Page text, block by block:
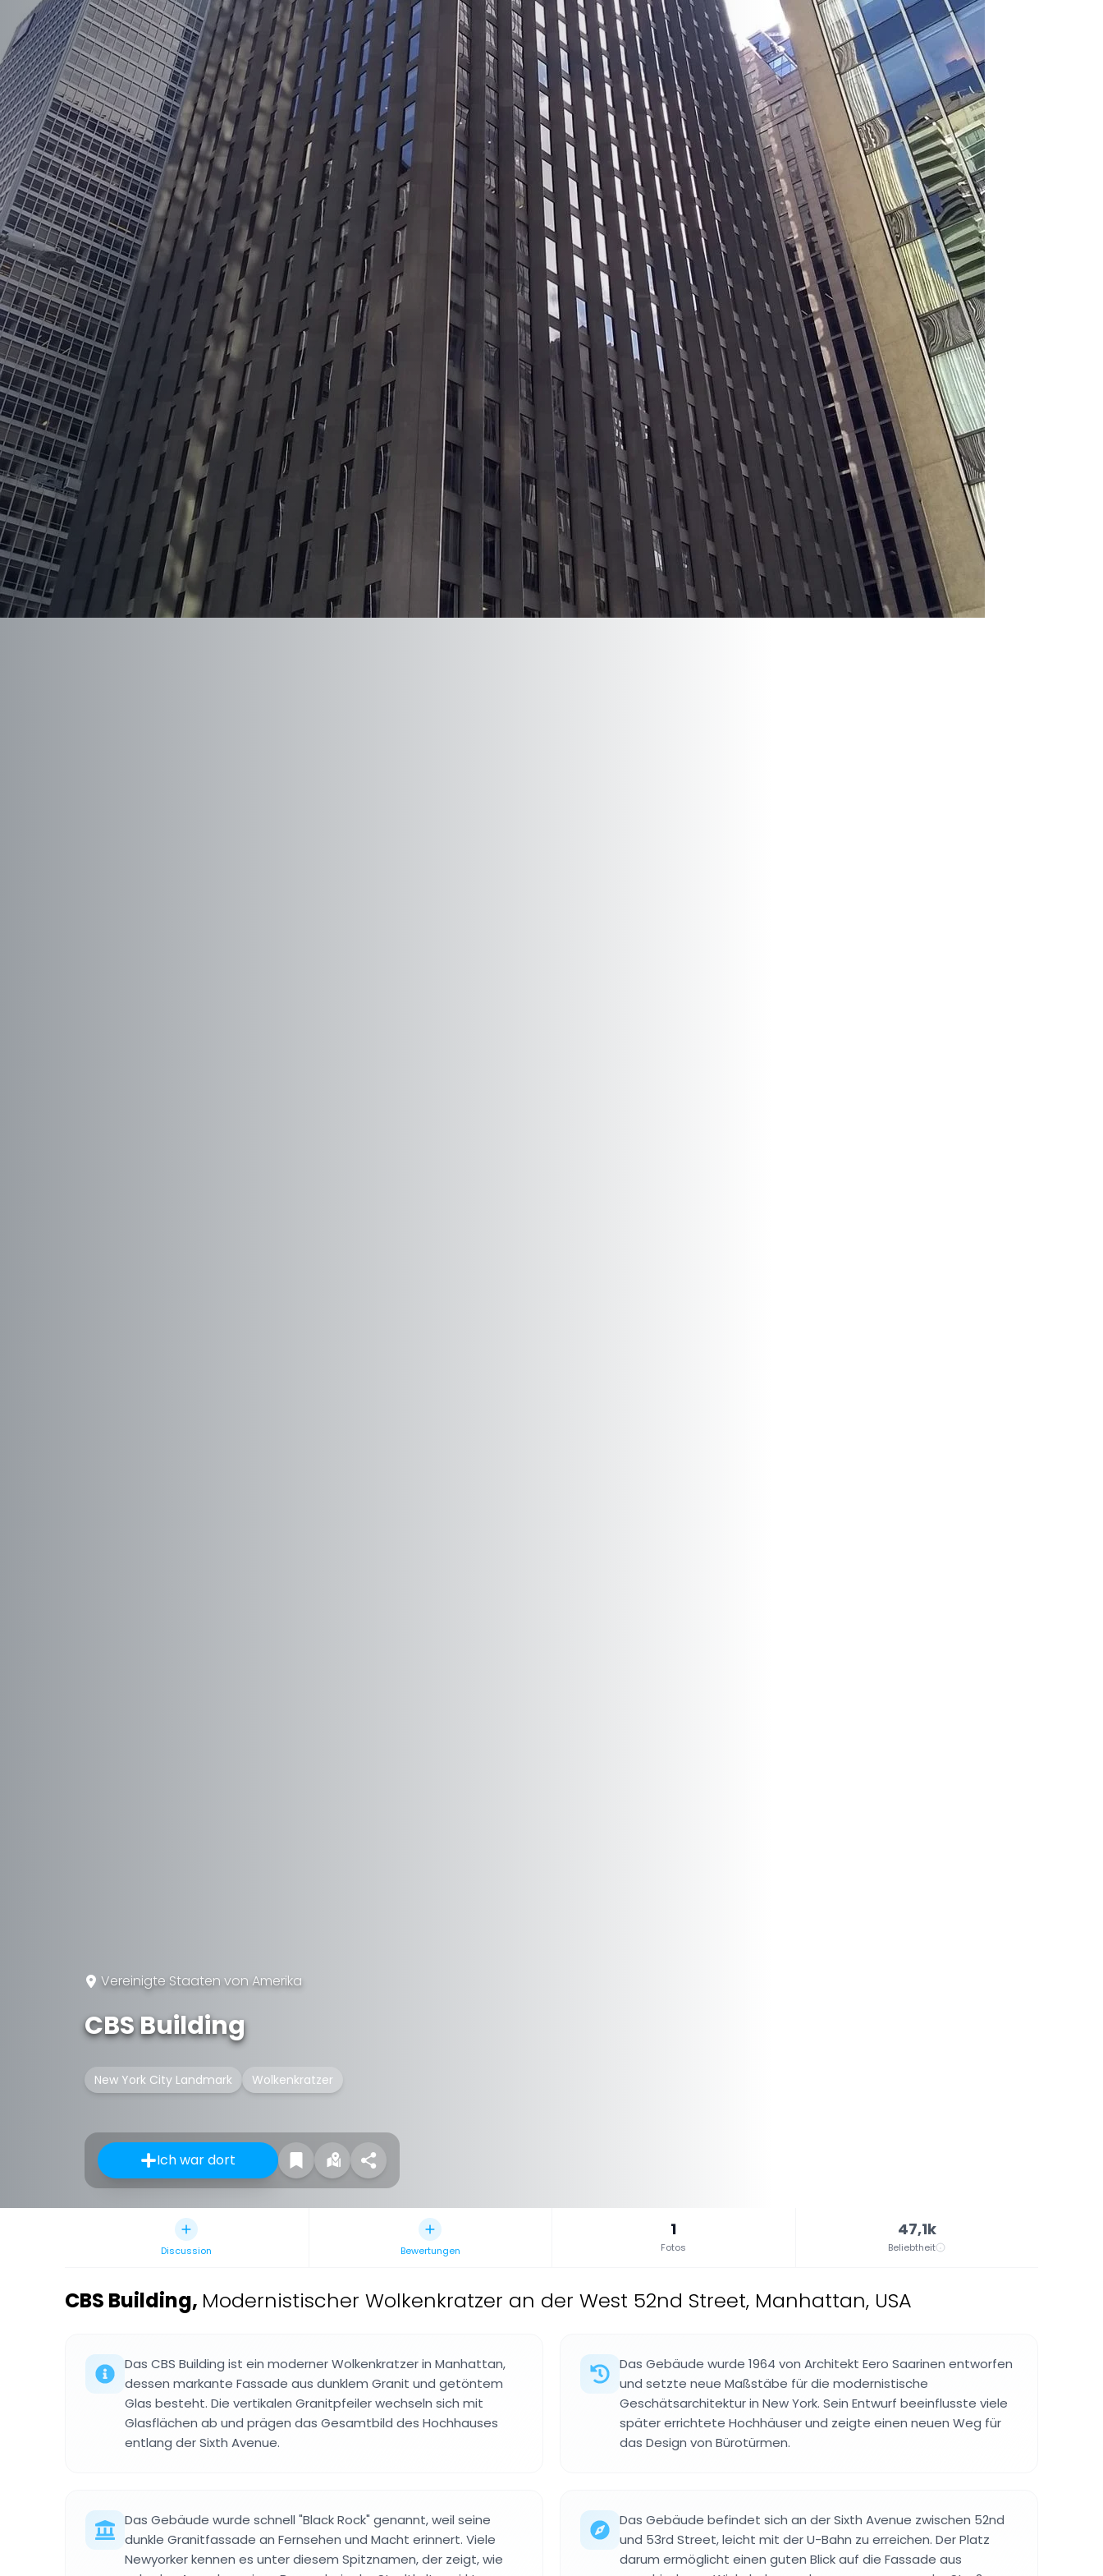
Vereinigte Staaten von Amerika
CBS Building
New York City Landmark Wolkenkratzer
Ich war dort
Discussion Bewertungen
1
Fotos
47,1k
Beliebtheit
CBS Building, Modernistischer Wolkenkratzer an der West 52nd Street, Manhattan, USA
Das CBS Building ist ein moderner Wolkenkratzer in Manhattan,
dessen markante Fassade aus dunklem Granit und getöntem
Glas besteht. Die vertikalen Granitpfeiler wechseln sich mit
Glasflächen ab und prägen das Gesamtbild des Hochhauses
entlang der Sixth Avenue.
Das Gebäude wurde 1964 von Architekt Eero Saarinen entworfen
und setzte neue Maßstäbe für die modernistische
Geschätsarchitektur in New York. Sein Entwurf beeinflusste viele
später errichtete Hochhäuser und zeigte einen neuen Weg für
das Design von Bürotürmen.
Das Gebäude wurde schnell "Black Rock" genannt, weil seine
dunkle Granitfassade an Fernsehen und Macht erinnert. Viele
Newyorker kennen es unter diesem Spitznamen, der zeigt, wie
Das Gebäude befindet sich an der Sixth Avenue zwischen 52nd
und 53rd Street, leicht mit der U-Bahn zu erreichen. Der Platz
darum ermöglicht einen guten Blick auf die Fassade aus